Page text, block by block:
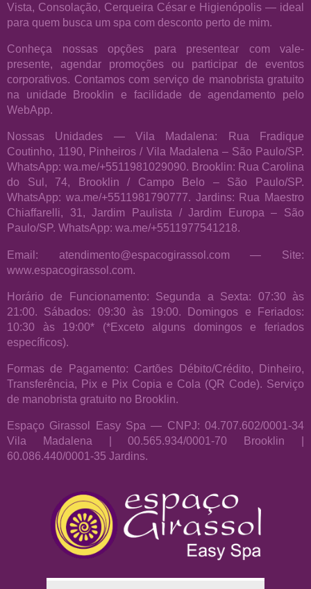
Vista, Consolação, Cerqueira César e Higienópolis — ideal
para quem busca um spa com desconto perto de mim.
Conheça nossas opções para presentear com vale-
presente, agendar promoções ou participar de eventos
corporativos. Contamos com serviço de manobrista gratuito
na unidade Brooklin e facilidade de agendamento pelo
WebApp.
Nossas Unidades — Vila Madalena: Rua Fradique
Coutinho, 1190, Pinheiros / Vila Madalena – São Paulo/SP.
WhatsApp: wa.me/+5511981029090. Brooklin: Rua Carolina
do Sul, 74, Brooklin / Campo Belo – São Paulo/SP.
WhatsApp: wa.me/+5511981790777. Jardins: Rua Maestro
Chiaffarelli, 31, Jardim Paulista / Jardim Europa – São
Paulo/SP. WhatsApp: wa.me/+5511977541218.
Email: atendimento@espacogirassol.com — Site:
www.espacogirassol.com.
Horário de Funcionamento: Segunda a Sexta: 07:30 às
21:00. Sábados: 09:30 às 19:00. Domingos e Feriados:
10:30 às 19:00* (*Exceto alguns domingos e feriados
específicos).
Formas de Pagamento: Cartões Débito/Crédito, Dinheiro,
Transferência, Pix e Pix Copia e Cola (QR Code). Serviço
de manobrista gratuito no Brooklin.
Espaço Girassol Easy Spa — CNPJ: 04.707.602/0001-34
Vila Madalena | 00.565.934/0001-70 Brooklin |
60.086.440/0001-35 Jardins.